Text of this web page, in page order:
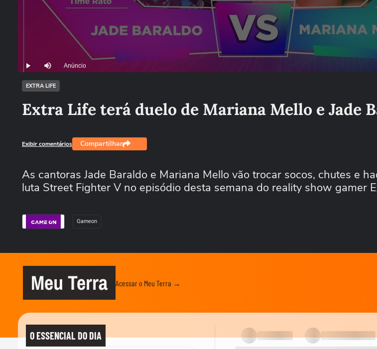
Play Mutar Anúncio
EXTRA LIFE
Extra Life terá duelo de Mariana Mello e Jade
Exibir comentários Compartilhar
As cantoras Jade Baraldo e Mariana Mello vão trocar socos, chutes e
luta Street Fighter V no episódio desta semana do reality show gamer
Gameon
Meu Terra Acessar o Meu Terra →
O ESSENCIAL DO DIA